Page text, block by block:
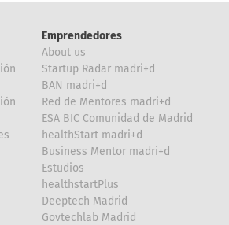
Emprendedores
About us
Startup Radar madri+d
BAN madri+d
Red de Mentores madri+d
ESA BIC Comunidad de Madrid
healthStart madri+d
Business Mentor madri+d
Estudios
healthstartPlus
Deeptech Madrid
Govtechlab Madrid